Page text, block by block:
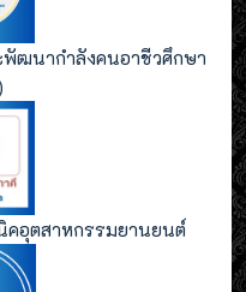
พัฒนากำลังคนอาชีวศึกษา
คอุตสาหกรรมยานยนต์